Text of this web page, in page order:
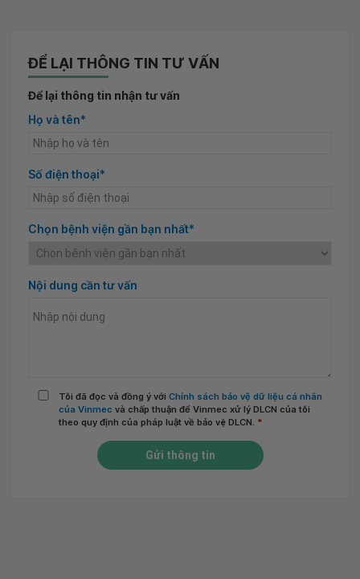
ĐỂ LẠI THÔNG TIN TƯ VẤN
Để lại thông tin nhận tư vấn
Họ và tên*
Số điện thoại*
Chọn bệnh viện gần bạn nhất*
Nội dung cần tư vấn
Tôi đã đọc và đồng ý với Chính sách bảo vệ dữ liệu cá nhân
của Vinmec và chấp thuận để Vinmec xử lý DLCN của tôi
theo quy định của pháp luật về bảo vệ DLCN. *
Gửi thông tin